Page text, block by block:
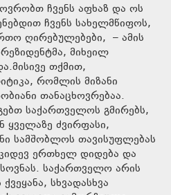
ჩვენს აფხაზ და ოს
ჩვენს სახელმწიფოს,
ღირებულებები, – ამის
მიხეილ
თქმით,
რომლის მიზანი
თანაცხოვრებაა.
საქართველოს გმირებს,
ძვირფასი,
სამშობლოს თავისუფლებას
ერთხელ დიდება და
საქართველო არის
სხვადასხვა